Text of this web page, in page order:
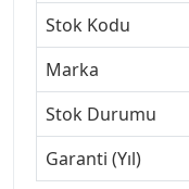
Stok Kodu
Marka
Stok Durumu
Garanti (Yıl)